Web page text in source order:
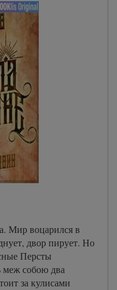
Мир воцарился в
двор пирует. Но
Персты
меж собою два
за кулисами